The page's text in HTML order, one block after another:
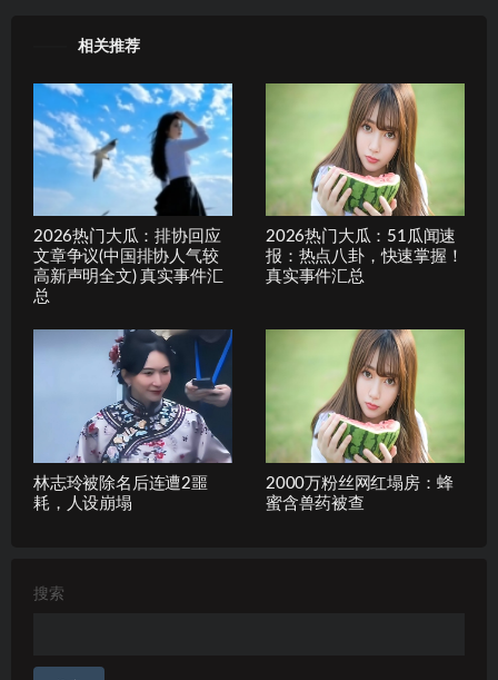
相关推荐
2026热门大瓜：排协回应
文章争议(中国排协人气较
高新声明全文) 真实事件汇
总
2026热门大瓜：51瓜闻速
报：热点八卦，快速掌握！
真实事件汇总
林志玲被除名后连遭2噩
耗，人设崩塌
2000万粉丝网红塌房：蜂
蜜含兽药被查
搜索